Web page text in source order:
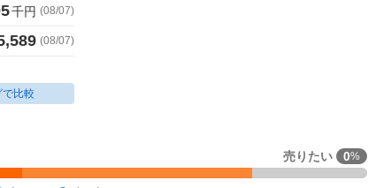
千円 (08/07)
(08/07)
比較
売りたい 0%